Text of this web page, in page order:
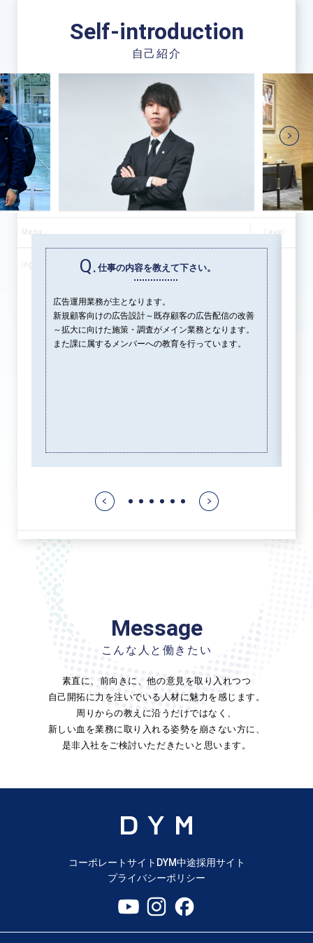
Self-introduction
自己紹介
Q. 仕事の内容を教えて下さい。
広告運用業務が主となります。
新規顧客向けの広告設計～既存顧客の広告配信の改善
～拡大に向けた施策・調査がメイン業務となります。
また課に属するメンバーへの教育を行っています。
1 2 3 4 5 6
Message
こんな人と働きたい
素直に、前向きに、他の意見を取り入れつつ
自己開拓に力を注いでいる人材に魅力を感じます。
周りからの教えに沿うだけではなく、
新しい血を業務に取り入れる姿勢を崩さない方に、
是非入社をご検討いただきたいと思います。
コーポレートサイト DYM中途採用サイト
プライバシーポリシー